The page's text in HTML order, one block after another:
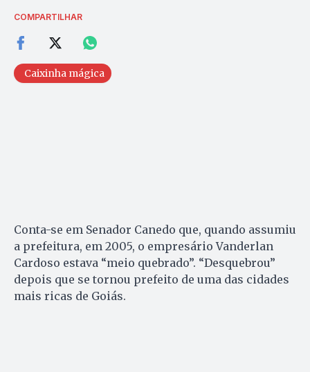
COMPARTILHAR
Caixinha mágica
Conta-se em Senador Canedo que, quando assumiu
a prefeitura, em 2005, o empresário Vanderlan
Cardoso estava “meio quebrado”. “Desquebrou”
depois que se tornou prefeito de uma das cidades
mais ricas de Goiás.